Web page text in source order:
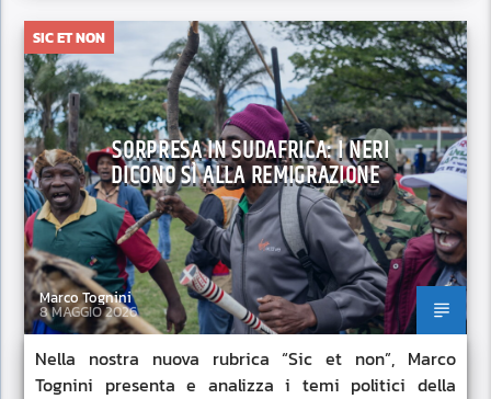
SIC ET NON
SORPRESA IN SUDAFRICA: I NERI
DICONO SÌ ALLA REMIGRAZIONE
Marco Tognini
8 MAGGIO 2026
Nella nostra nuova rubrica “Sic et non”, Marco
Tognini presenta e analizza i temi politici della